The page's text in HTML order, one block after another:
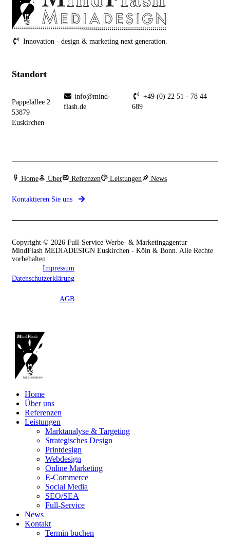
Innovation - design & marketing next generation.
Standort
Pappelallee 2
53879
Euskirchen
info@mind-
flash.de
+49 (0) 22 51 - 78 44
689
Home Über Refrenzen Leistungen News
Kontaktieren Sie uns
Copyright © 2026 Full-Service Werbe- & Marketingagentur
MindFlash MEDIADESIGN Euskirchen - Köln & Bonn. Alle Rechte
vorbehalten.
Impressum
Datenschutzerklärung
AGB
Home
Über uns
Referenzen
Leistungen
Marktanalyse & Targeting
Strategisches Design
Printdesign
Webdesign
Online Marketing
E-Commerce
Social Media
SEO/SEA
Full-Service
News
Kontakt
Termin buchen